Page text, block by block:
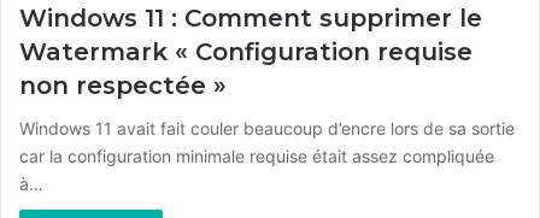
Windows 11 : Comment supprimer le
Watermark « Configuration requise
non respectée »
Windows 11 avait fait couler beaucoup d’encre lors de sa sortie
car la configuration minimale requise était assez compliquée
à…